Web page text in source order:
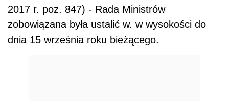
2017 r. poz. 847) - Rada Ministrów
zobowiązana była ustalić w. w wysokości do
dnia 15 września roku bieżącego.